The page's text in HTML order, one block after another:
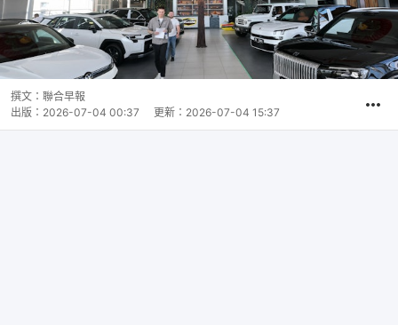
撰文： 聯合早報
出版： 2026-07-04 00:37 更新： 2026-07-04 15:37